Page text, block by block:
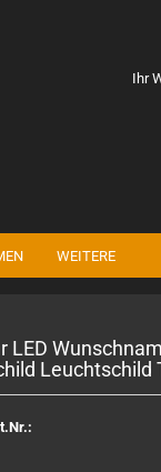
Ihr
WEITERE
LED
Leucht­schild